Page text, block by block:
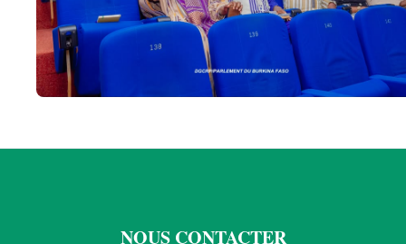
NOUS CONTACTER